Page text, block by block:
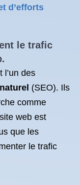
d’efforts
le trafic
l’un des
(SEO). Ils
comme
web est
que les
le trafic